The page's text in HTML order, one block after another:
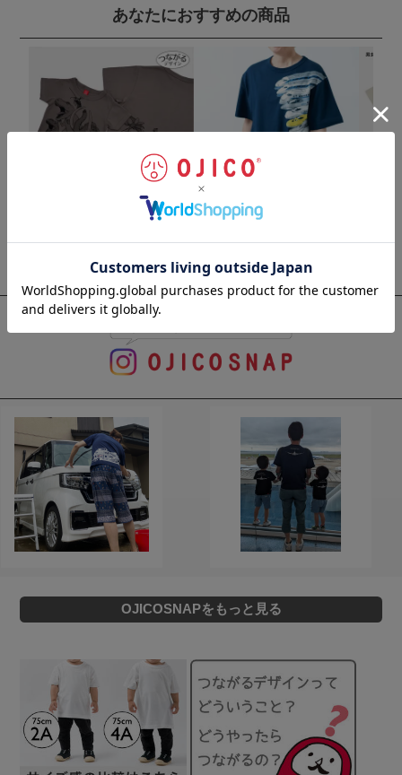
あなたにおすすめの商品
半袖Tシャツ 最強王図鑑 The Ul 半袖Tシャツ「新幹線オールス
OJICOSNAPをもっと見る